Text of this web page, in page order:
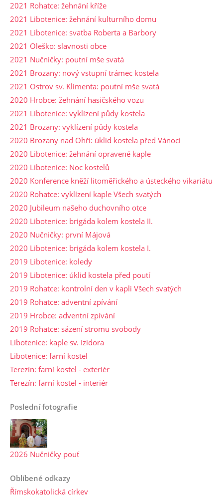
2021 Rohatce: žehnání kříže
2021 Libotenice: žehnání kulturního domu
2021 Libotenice: svatba Roberta a Barbory
2021 Oleško: slavnosti obce
2021 Nučničky: poutní mše svatá
2021 Brozany: nový vstupní trámec kostela
2021 Ostrov sv. Klimenta: poutní mše svatá
2020 Hrobce: žehnání hasičského vozu
2021 Libotenice: vyklízení půdy kostela
2021 Brozany: vyklízení půdy kostela
2020 Brozany nad Ohří: úklid kostela před Vánoci
2020 Libotenice: žehnání opravené kaple
2020 Libotenice: Noc kostelů
2020 Konference kněží litoměřického a ústeckého vikariátu
2020 Rohatce: vyklízení kaple Všech svatých
2020 Jubileum našeho duchovního otce
2020 Libotenice: brigáda kolem kostela II.
2020 Nučničky: první Májová
2020 Libotenice: brigáda kolem kostela I.
2019 Libotenice: koledy
2019 Libotenice: úklid kostela před poutí
2019 Rohatce: kontrolní den v kapli Všech svatých
2019 Rohatce: adventní zpívání
2019 Hrobce: adventní zpívání
2019 Rohatce: sázení stromu svobody
Libotenice: kaple sv. Izidora
Libotenice: farní kostel
Terezín: farní kostel - exteriér
Terezín: farní kostel - interiér
Poslední fotografie
2026 Nučničky pouť
Oblíbené odkazy
Římskokatolická církev